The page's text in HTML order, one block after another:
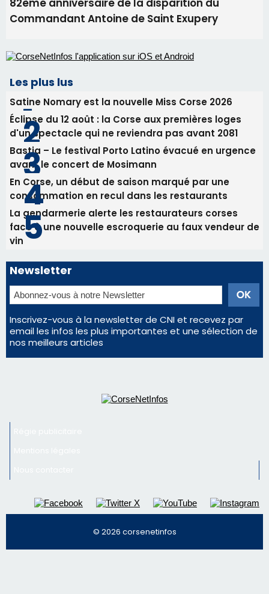
Éclipse du 12 août : la Corse aux premières loges
d'un spectacle qui ne reviendra pas avant 2081
avant le concert de Mosimann
consommation en recul dans les restaurants
La gendarmerie alerte les restaurateurs corses
face à une nouvelle escroquerie au faux vendeur de
vin
Newsletter
Inscrivez-vous à la newsletter de CNI et recevez par
email les infos les plus importantes et une sélection de
nos meilleurs articles
Régie publicitaire
Mentions légales
Nous contacter